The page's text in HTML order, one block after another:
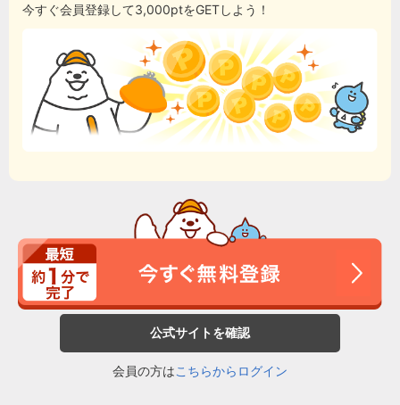
今すぐ会員登録して3,000ptをGETしよう！
公式サイトを確認
会員の方はこちらからログイン